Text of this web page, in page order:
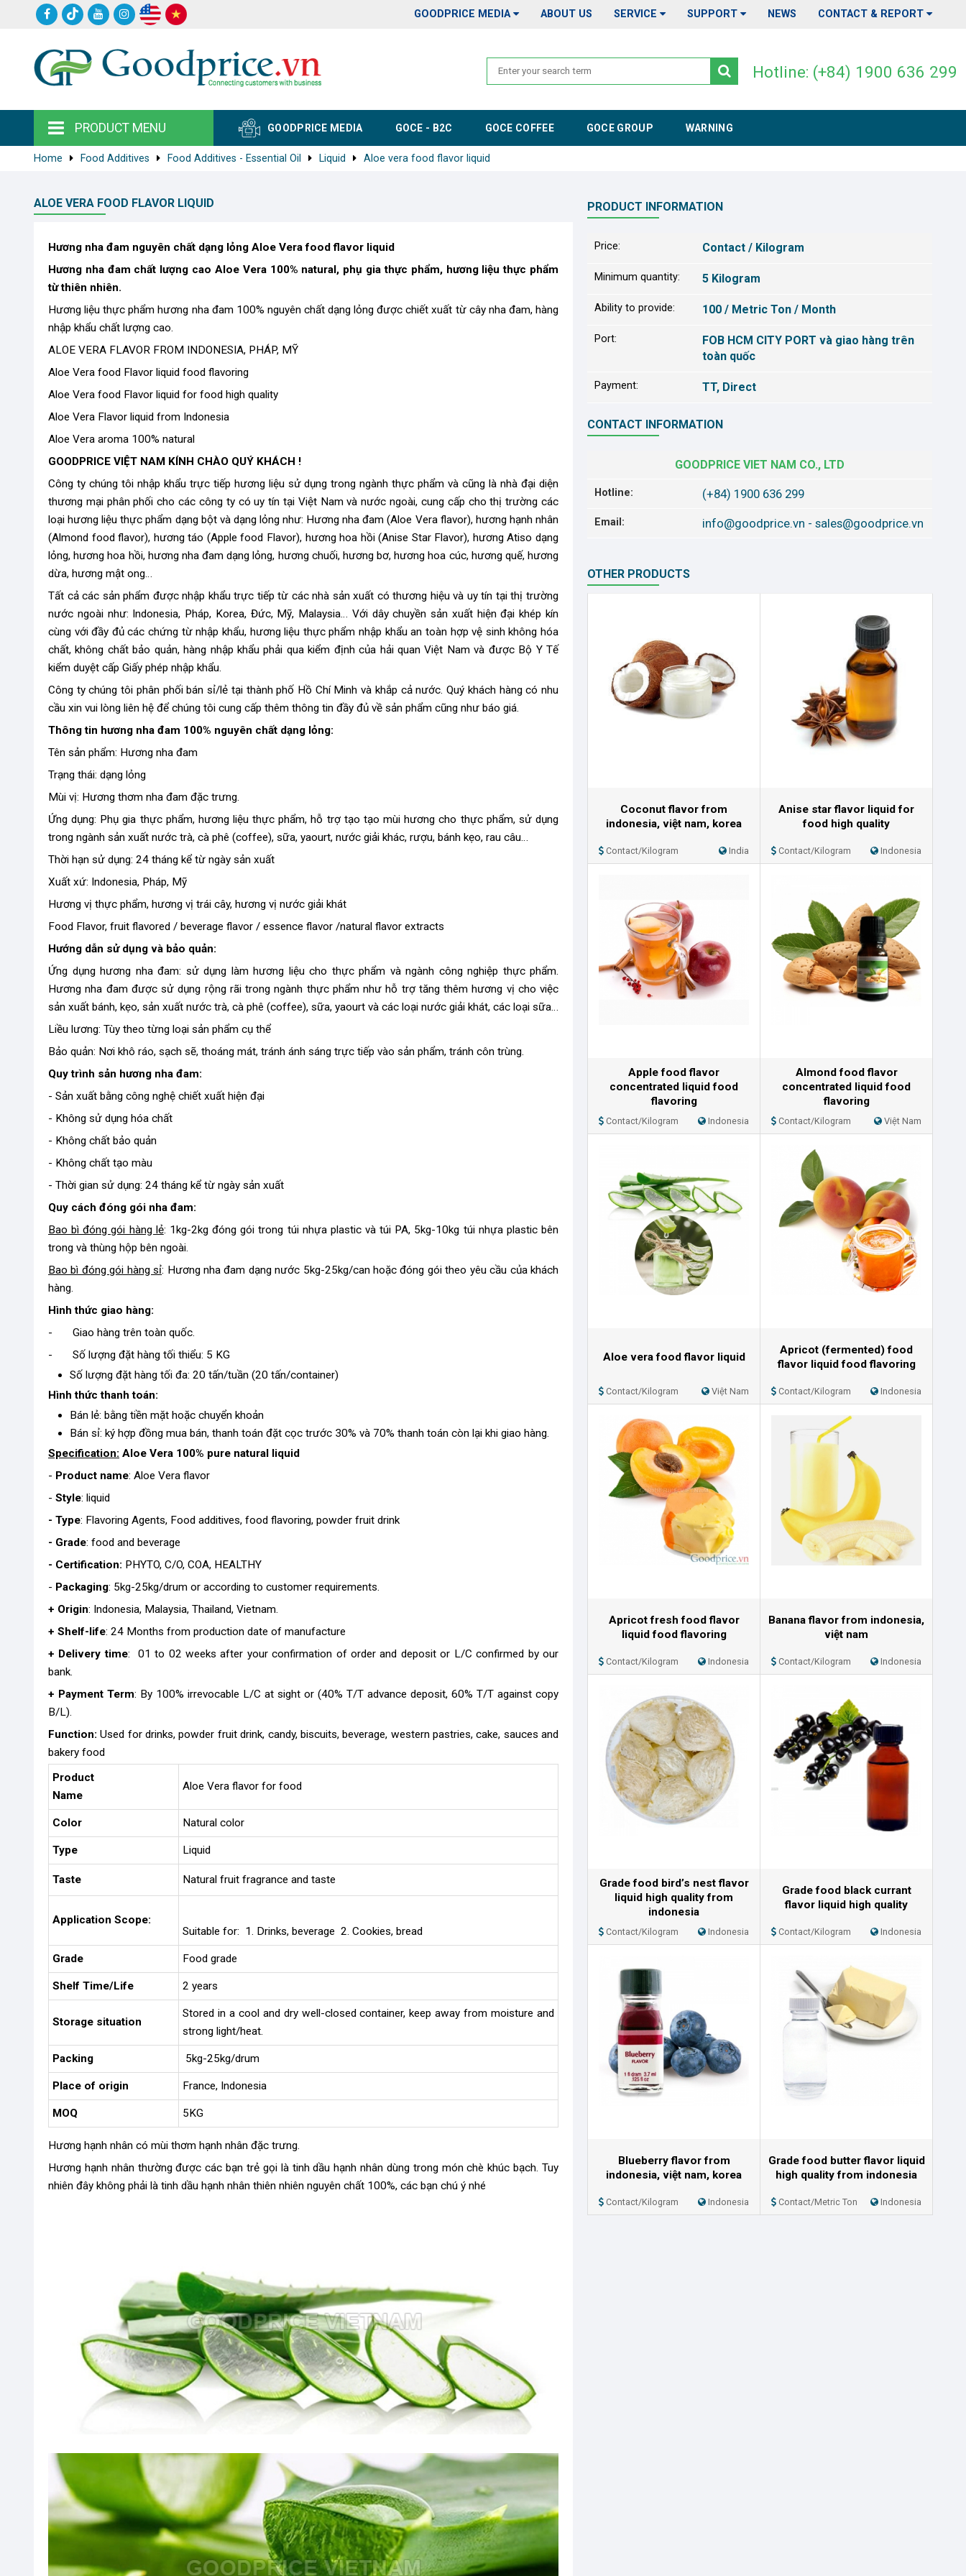
GOODPRICE MEDIA ABOUT US SERVICE SUPPORT NEWS CONTACT & REPORT
Hotline: (+84) 1900 636 299
PRODUCT MENU GOODPRICE MEDIA GOCE - B2C GOCE COFFEE GOCE GROUP WARNING
Home Food Additives Food Additives - Essential Oil Liquid Aloe vera food flavor liquid
ALOE VERA FOOD FLAVOR LIQUID
Hương nha đam nguyên chất dạng lỏng Aloe Vera food flavor liquid
Hương nha đam chất lượng cao Aloe Vera 100% natural, phụ gia thực phẩm, hương liệu thực phẩm
từ thiên nhiên.
Hương liệu thực phẩm hương nha đam 100% nguyên chất dạng lỏng được chiết xuất từ cây nha đam, hàng
nhập khẩu chất lượng cao.
ALOE VERA FLAVOR FROM INDONESIA, PHÁP, MỸ
Aloe Vera food Flavor liquid food flavoring
Aloe Vera food Flavor liquid for food high quality
Aloe Vera Flavor liquid from Indonesia
Aloe Vera aroma 100% natural
GOODPRICE VIỆT NAM KÍNH CHÀO QUÝ KHÁCH !
Công ty chúng tôi nhập khẩu trực tiếp hương liệu sử dụng trong ngành thực phẩm và cũng là nhà đại diện
thương mại phân phối cho các công ty có uy tín tại Việt Nam và nước ngoài, cung cấp cho thị trường các
loại hương liệu thực phẩm dạng bột và dạng lỏng như: Hương nha đam (Aloe Vera flavor), hương hạnh nhân
(Almond food flavor), hương táo (Apple food Flavor), hương hoa hồi (Anise Star Flavor), hương Atiso dạng
lỏng, hương hoa hồi, hương nha đam dạng lỏng, hương chuối, hương bơ, hương hoa cúc, hương quế, hương
dừa, hương mật ong…
Tất cả các sản phẩm được nhập khẩu trực tiếp từ các nhà sản xuất có thương hiệu và uy tín tại thị trường
nước ngoài như: Indonesia, Pháp, Korea, Đức, Mỹ, Malaysia… Với dây chuyền sản xuất hiện đại khép kín
cùng với đầy đủ các chứng từ nhập khẩu, hương liệu thực phẩm nhập khẩu an toàn hợp vệ sinh không hóa
chất, không chất bảo quản, hàng nhập khẩu phải qua kiểm định của hải quan Việt Nam và được Bộ Y Tế
kiểm duyệt cấp Giấy phép nhập khẩu.
Công ty chúng tôi phân phối bán sỉ/lẻ tại thành phố Hồ Chí Minh và khắp cả nước. Quý khách hàng có nhu
cầu xin vui lòng liên hệ để chúng tôi cung cấp thêm thông tin đầy đủ về sản phẩm cũng như báo giá.
Thông tin hương nha đam 100% nguyên chất dạng lỏng:
Tên sản phẩm: Hương nha đam
Trạng thái: dạng lỏng
Mùi vị: Hương thơm nha đam đặc trưng.
Ứng dụng: Phụ gia thực phẩm, hương liệu thực phẩm, hỗ trợ tạo tạo mùi hương cho thực phẩm, sử dụng
trong ngành sản xuất nước trà, cà phê (coffee), sữa, yaourt, nước giải khác, rượu, bánh kẹo, rau câu…
Thời hạn sử dụng: 24 tháng kể từ ngày sản xuất
Xuất xứ: Indonesia, Pháp, Mỹ
Hương vị thực phẩm, hương vị trái cây, hương vị nước giải khát
Food Flavor, fruit flavored / beverage flavor / essence flavor /natural flavor extracts
Hướng dẫn sử dụng và bảo quản:
Ứng dụng hương nha đam: sử dụng làm hương liệu cho thực phẩm và ngành công nghiệp thực phẩm.
Hương nha đam được sử dụng rộng rãi trong ngành thực phẩm như hỗ trợ tăng thêm hương vị cho việc
sản xuất bánh, kẹo, sản xuất nước trà, cà phê (coffee), sữa, yaourt và các loại nước giải khát, các loại sữa…
Liều lương: Tùy theo từng loại sản phẩm cụ thể
Bảo quản: Nơi khô ráo, sạch sẽ, thoáng mát, tránh ánh sáng trực tiếp vào sản phẩm, tránh côn trùng.
Quy trình sản hương nha đam:
- Sản xuất bằng công nghệ chiết xuất hiện đại
- Không sử dụng hóa chất
- Không chất bảo quản
- Không chất tạo màu
- Thời gian sử dụng: 24 tháng kể từ ngày sản xuất
Quy cách đóng gói nha đam:
Bao bì đóng gói hàng lẻ: 1kg-2kg đóng gói trong túi nhựa plastic và túi PA, 5kg-10kg túi nhựa plastic bên
trong và thùng hộp bên ngoài.
Bao bì đóng gói hàng sỉ: Hương nha đam dạng nước 5kg-25kg/can hoặc đóng gói theo yêu cầu của khách
hàng.
Hình thức giao hàng:
- Giao hàng trên toàn quốc.
- Số lượng đặt hàng tối thiểu: 5 KG
Số lượng đặt hàng tối đa: 20 tấn/tuần (20 tấn/container)
Hình thức thanh toán:
Bán lẻ: bằng tiền mặt hoặc chuyển khoản
Bán sỉ: ký hợp đồng mua bán, thanh toán đặt cọc trước 30% và 70% thanh toán còn lại khi giao hàng.
Specification: Aloe Vera 100% pure natural liquid
- Product name: Aloe Vera flavor
- Style: liquid
- Type: Flavoring Agents, Food additives, food flavoring, powder fruit drink
- Grade: food and beverage
- Certification: PHYTO, C/O, COA, HEALTHY
- Packaging: 5kg-25kg/drum or according to customer requirements.
+ Origin: Indonesia, Malaysia, Thailand, Vietnam.
+ Shelf-life: 24 Months from production date of manufacture
+ Delivery time: 01 to 02 weeks after your confirmation of order and deposit or L/C confirmed by our
bank.
+ Payment Term: By 100% irrevocable L/C at sight or (40% T/T advance deposit, 60% T/T against copy
B/L).
Function: Used for drinks, powder fruit drink, candy, biscuits, beverage, western pastries, cake, sauces and
bakery food
Product
Name
Aloe Vera flavor for food
Color Natural color
Type Liquid
Taste Natural fruit fragrance and taste
Application Scope:
Suitable for: 1. Drinks, beverage 2. Cookies, bread
Grade Food grade
Shelf Time/Life 2 years
Storage situation
Stored in a cool and dry well-closed container, keep away from moisture and
strong light/heat.
Packing 5kg-25kg/drum
Place of origin France, Indonesia
MOQ 5KG
Hương hạnh nhân có mùi thơm hạnh nhân đặc trưng.
Hương hạnh nhân thường được các bạn trẻ gọi là tinh dầu hạnh nhân dùng trong món chè khúc bạch. Tuy
nhiên đây không phải là tinh dầu hạnh nhân thiên nhiên nguyên chất 100%, các bạn chú ý nhé
PRODUCT INFORMATION
Price: Contact / Kilogram
Minimum quantity: 5 Kilogram
Ability to provide: 100 / Metric Ton / Month
Port:
FOB HCM CITY PORT và giao hàng trên
toàn quốc
Payment: TT, Direct
CONTACT INFORMATION
GOODPRICE VIET NAM CO., LTD
Hotline: (+84) 1900 636 299
Email: info@goodprice.vn - sales@goodprice.vn
OTHER PRODUCTS
Coconut flavor from
indonesia, việt nam, korea
Contact/Kilogram India
Anise star flavor liquid for
food high quality
Contact/Kilogram Indonesia
Apple food flavor
concentrated liquid food
flavoring
Contact/Kilogram Indonesia
Almond food flavor
concentrated liquid food
flavoring
Contact/Kilogram Việt Nam
Aloe vera food flavor liquid
Contact/Kilogram Việt Nam
Apricot (fermented) food
flavor liquid food flavoring
Contact/Kilogram Indonesia
Apricot fresh food flavor
liquid food flavoring
Contact/Kilogram Indonesia
Banana flavor from indonesia,
việt nam
Contact/Kilogram Indonesia
Grade food bird’s nest flavor
liquid high quality from
indonesia
Contact/Kilogram Indonesia
Grade food black currant
flavor liquid high quality
Contact/Kilogram Indonesia
Blueberry flavor from
indonesia, việt nam, korea
Contact/Kilogram Indonesia
Grade food butter flavor liquid
high quality from indonesia
Contact/Metric Ton Indonesia